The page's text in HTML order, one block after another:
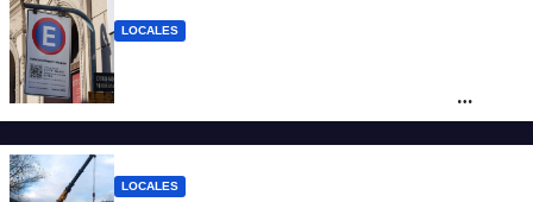
LOCALES
protesta
LOCALES